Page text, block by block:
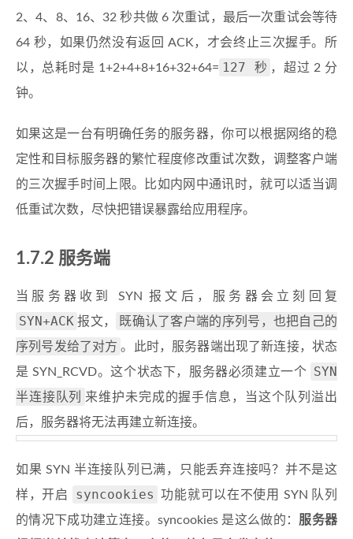
2、4、8、16、32 秒共做 6 次重试，最后一次重试会等待
64 秒，如果仍然没有返回 ACK，才会终止三次握手。所
以，总耗时是 1+2+4+8+16+32+64= 127 秒 ，超过 2 分
钟。
如果这是一台有明确任务的服务器，你可以根据网络的稳
定性和目标服务器的繁忙程度修改重试次数，调整客户端
的三次握手时间上限。比如内网中通讯时，就可以适当调
低重试次数，尽快把错误暴露给应用程序。
1.7.2 服务端
当服务器收到 SYN 报文后，服务器会立刻回复
SYN+ACK 报文，
既确认了客户端的序列号，也把自己的
序列号发给了对方 。此时，服务器端出现了新连接，状态
是 SYN_RCVD。这个状态下，服务器必须建立一个
SYN
半连接队列
来维护未完成的握手信息，当这个队列溢出
后，服务器将无法再建立新连接。
如果 SYN 半连接队列已满，只能丢弃连接吗？并不是这
样，开启
syncookies
功能就可以在不使用 SYN 队列
的情况下成功建立连接。syncookies 是这么做的： 服务器